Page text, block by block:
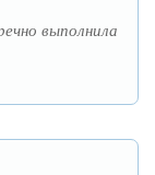
выполнила